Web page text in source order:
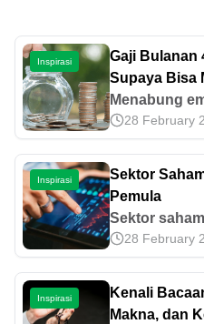
Inspirasi
Gaji Bulanan
Supaya Bisa
Menabung
cukup mudah
dilakukan
tahu caranya
4 jutaan,
28 February
Inspirasi
Sektor
Pemula
Sektor
dan
sehari-hari.
28 February
Inspirasi
Kenali
Makna, dan